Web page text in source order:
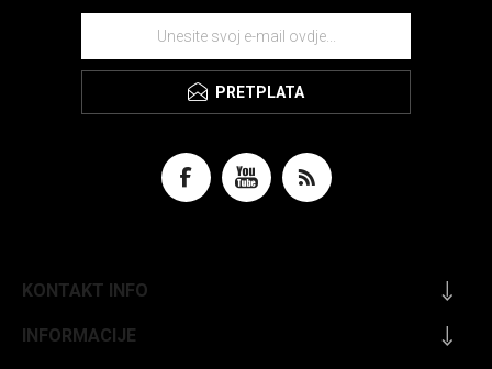
PRETPLATA
KONTAKT INFO
INFORMACIJE